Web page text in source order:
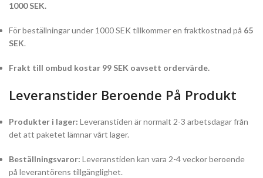
1000 SEK.
För beställningar under 1000 SEK tillkommer en fraktkostnad på 65
SEK.
Frakt till ombud kostar 99 SEK oavsett ordervärde.
Leveranstider Beroende På Produkt
Produkter i lager: Leveranstiden är normalt 2-3 arbetsdagar från
det att paketet lämnar vårt lager.
Beställningsvaror: Leveranstiden kan vara 2-4 veckor beroende
på leverantörens tillgänglighet.